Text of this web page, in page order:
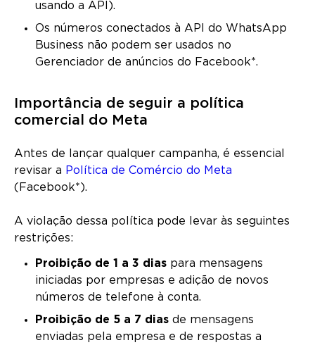
usando a API).
Os números conectados à API do WhatsApp
Business não podem ser usados no
Gerenciador de anúncios do Facebook*.
Importância de seguir a política
comercial do Meta
Antes de lançar qualquer campanha, é essencial
revisar a Política de Comércio do Meta
(Facebook*).
A violação dessa política pode levar às seguintes
restrições:
Proibição de 1 a 3 dias para mensagens
iniciadas por empresas e adição de novos
números de telefone à conta.
Proibição de 5 a 7 dias de mensagens
enviadas pela empresa e de respostas a